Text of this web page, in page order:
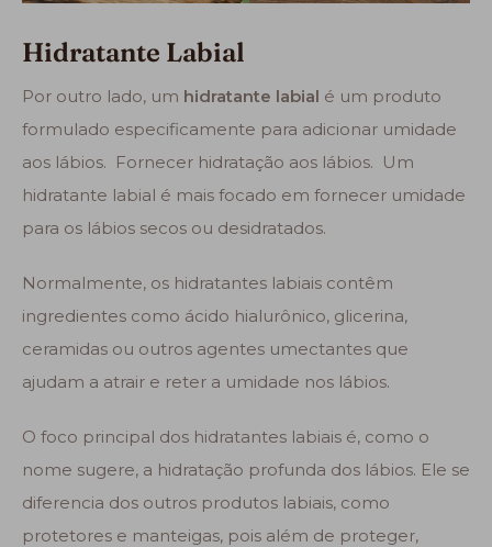
Hidratante Labial
Por outro lado, um hidratante labial é um produto
formulado especificamente para adicionar umidade
aos lábios. Fornecer hidratação aos lábios. Um
hidratante labial é mais focado em fornecer umidade
para os lábios secos ou desidratados.
Normalmente, os hidratantes labiais contêm
ingredientes como ácido hialurônico, glicerina,
ceramidas ou outros agentes umectantes que
ajudam a atrair e reter a umidade nos lábios.
O foco principal dos hidratantes labiais é, como o
nome sugere, a hidratação profunda dos lábios. Ele se
diferencia dos outros produtos labiais, como
protetores e manteigas, pois além de proteger,